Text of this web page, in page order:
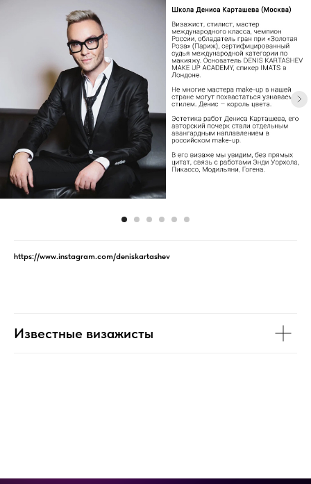
https://www.instagram.com/deniskartashev
Известные визажисты